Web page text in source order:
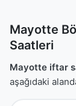
Mayotte
Saatleri
Mayotte iftar
aşağıdaki